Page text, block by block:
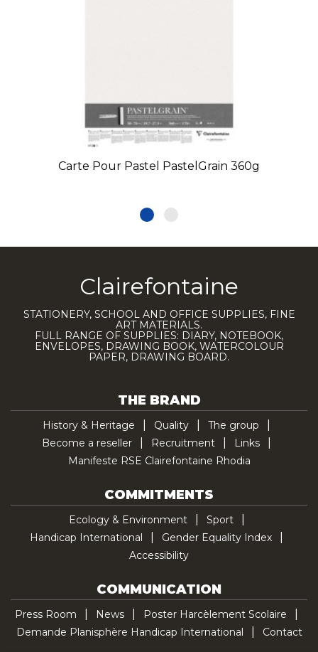
Carte Pour Pastel PastelGrain 360g
Clairefontaine
STATIONERY, SCHOOL AND OFFICE SUPPLIES, FINE
ART MATERIALS.
FULL RANGE OF SUPPLIES: DIARY, NOTEBOOK,
ENVELOPES, DRAWING BOOK, WATERCOLOUR
PAPER, DRAWING BOARD.
THE BRAND
History & Heritage Quality
The group
Become a reseller
Recruitment
Links
Manifeste RSE Clairefontaine Rhodia
COMMITMENTS
Ecology & Environment
Sport
Handicap International
Gender Equality Index
Accessibility
COMMUNICATION
Press Room News
Poster Harcèlement Scolaire
Demande Planisphère Handicap International
Contact